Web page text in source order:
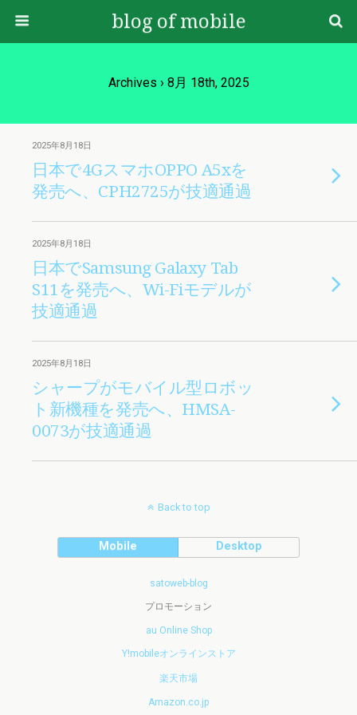
blog of mobile
Archives › 8月 18th, 2025
2025年8月18日
日本で4GスマホOPPO A5xを
発売へ、CPH2725が技適通過
2025年8月18日
日本でSamsung Galaxy Tab
S11を発売へ、Wi-Fiモデルが
技適通過
2025年8月18日
シャープがモバイル型ロボッ
ト新機種を発売へ、HMSA-
0073が技適通過
Back to top
Mobile Desktop
satoweb-blog
プロモーション
au Online Shop
Y!mobileオンラインストア
楽天市場
Amazon.co.jp